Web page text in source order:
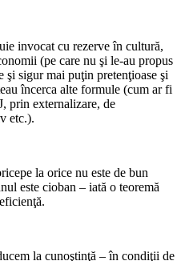
invocat cu rezerve în cultură,
(pe care nu şi le-au propus
şi sigur mai puţin pretenţioase şi
încerca alte formule (cum ar fi
prin externalizare, de
etc.).
la orice nu este de bun
este cioban – iată o teoremă
la cunoştinţă – în condiţii de